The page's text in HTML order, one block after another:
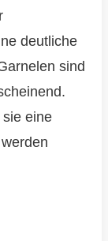
deutliche
sind
eine